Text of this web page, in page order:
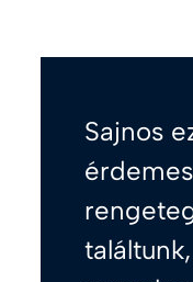
Sajnos